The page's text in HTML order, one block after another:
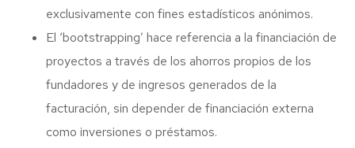
exclusivamente con fines estadísticos anónimos.
El ‘bootstrapping’ hace referencia a la financiación de
proyectos a través de los ahorros propios de los
fundadores y de ingresos generados de la
facturación, sin depender de financiación externa
como inversiones o préstamos.